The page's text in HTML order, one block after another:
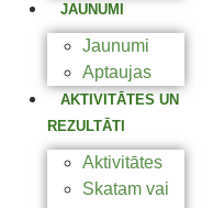
JAUNUMI
Jaunumi
Aptaujas
AKTIVITĀTES UN
REZULTĀTI
Aktivitātes
Skatam vai